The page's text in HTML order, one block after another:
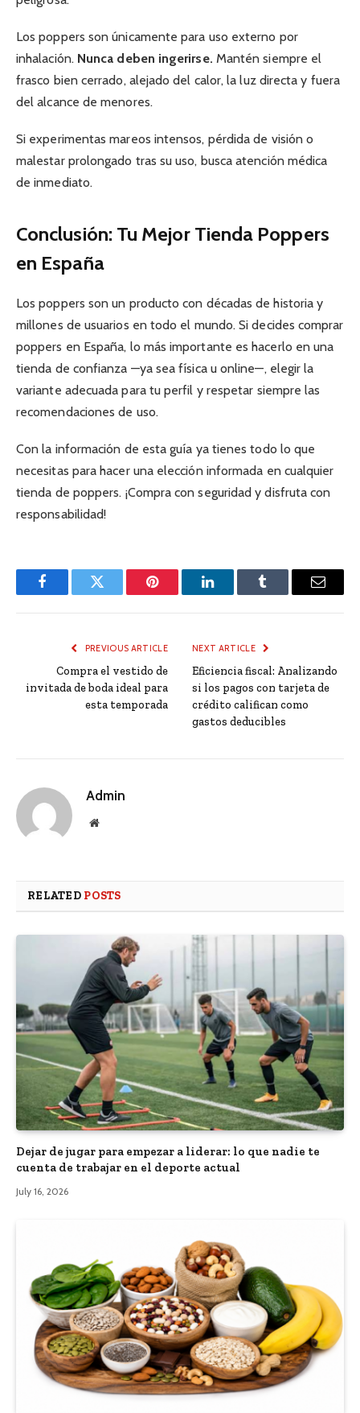
Los poppers son únicamente para uso externo por
inhalación. Nunca deben ingerirse. Mantén siempre el
frasco bien cerrado, alejado del calor, la luz directa y fuera
del alcance de menores.
Si experimentas mareos intensos, pérdida de visión o
malestar prolongado tras su uso, busca atención médica
de inmediato.
Conclusión: Tu Mejor Tienda Poppers
en España
Los poppers son un producto con décadas de historia y
millones de usuarios en todo el mundo. Si decides comprar
poppers en España, lo más importante es hacerlo en una
tienda de confianza —ya sea física u online—, elegir la
variante adecuada para tu perfil y respetar siempre las
recomendaciones de uso.
Con la información de esta guía ya tienes todo lo que
necesitas para hacer una elección informada en cualquier
tienda de poppers. ¡Compra con seguridad y disfruta con
responsabilidad!
FacebookTwitter Pinterest LinkedInTumblr Email
PREVIOUS ARTICLE
Compra el vestido de
invitada de boda ideal para
esta temporada
NEXT ARTICLE
Eficiencia fiscal: Analizando
si los pagos con tarjeta de
crédito califican como
gastos deducibles
Admin
Website
RELATED POSTS
Dejar de jugar para empezar a liderar: lo que nadie te
cuenta de trabajar en el deporte actual
July 16, 2026